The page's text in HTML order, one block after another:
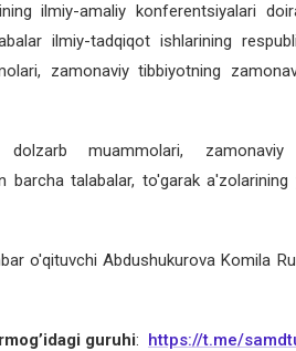
ilmiy-amaliy konferentsiyalari
ilmiy-tadqiqot ishlarining
zamonaviy tibbiyotning
muammolari, zamonaviy
barcha talabalar, to'garak a'zolarining
o'qituvchi Abdushukurova Komila
guruhi: https://t.me/